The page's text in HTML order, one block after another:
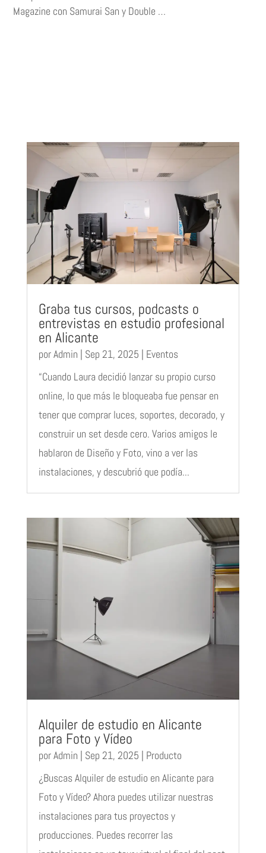
Magazine con Samurai San y Double …
Graba tus cursos, podcasts o
entrevistas en estudio profesional
en Alicante
porAdmin | Sep 21, 2025 | Eventos
“Cuando Laura decidió lanzar su propio curso
online, lo que más le bloqueaba fue pensar en
tener que comprar luces, soportes, decorado, y
construir un set desde cero. Varios amigos le
hablaron de Diseño y Foto, vino a ver las
instalaciones, y descubrió que podía...
Alquiler de estudio en Alicante
para Foto y Vídeo
porAdmin | Sep 21, 2025 | Producto
¿Buscas Alquiler de estudio en Alicante para
Foto y Vídeo? Ahora puedes utilizar nuestras
instalaciones para tus proyectos y
producciones. Puedes recorrer las